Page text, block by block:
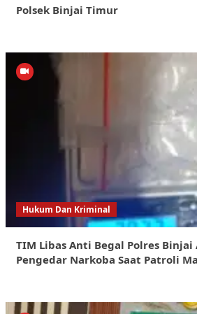
Polsek Binjai Timur
Hukum Dan Kriminal
TIM Libas Anti Begal Polres Binjai
Pengedar Narkoba Saat Patroli